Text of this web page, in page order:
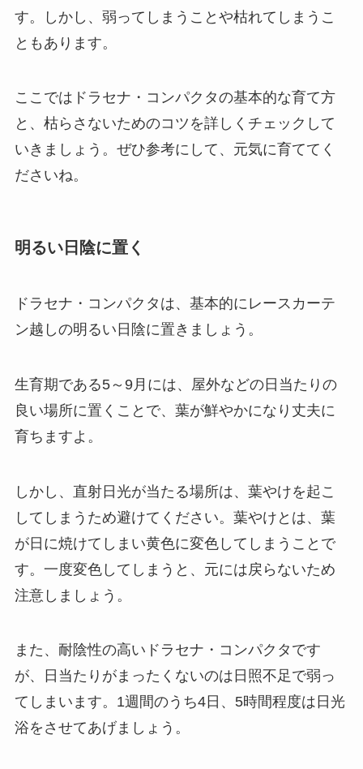
す。しかし、弱ってしまうことや枯れてしまうこ
ともあります。
ここではドラセナ・コンパクタの基本的な育て方
と、枯らさないためのコツを詳しくチェックして
いきましょう。ぜひ参考にして、元気に育ててく
ださいね。
明るい日陰に置く
ドラセナ・コンパクタは、基本的にレースカーテ
ン越しの明るい日陰に置きましょう。
生育期である5～9月には、屋外などの日当たりの
良い場所に置くことで、葉が鮮やかになり丈夫に
育ちますよ。
しかし、直射日光が当たる場所は、葉やけを起こ
してしまうため避けてください。葉やけとは、葉
が日に焼けてしまい黄色に変色してしまうことで
す。一度変色してしまうと、元には戻らないため
注意しましょう。
また、耐陰性の高いドラセナ・コンパクタです
が、日当たりがまったくないのは日照不足で弱っ
てしまいます。 1週間のうち4日、5時間程度は日光
浴をさせてあげましょう。